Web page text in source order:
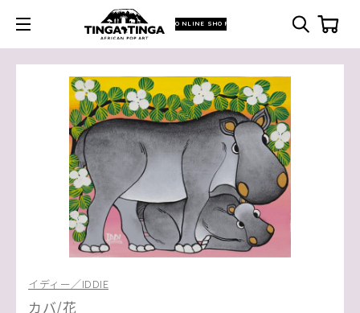
ONLINE SHOP
イディー／IDDIE
カバ/花